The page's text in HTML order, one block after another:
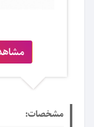
مشخصات: